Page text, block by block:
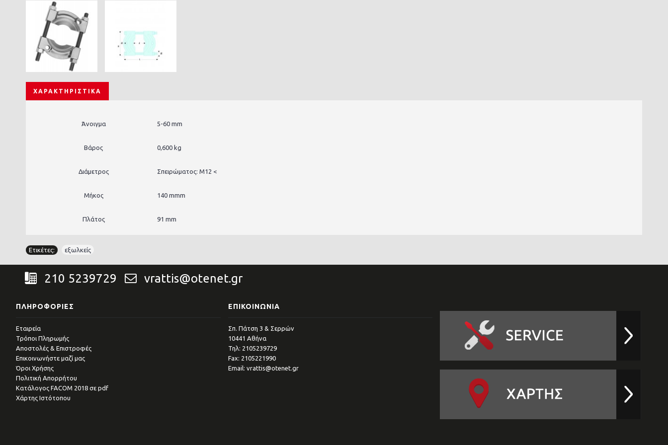
ΧΑΡΑΚΤΗΡΙΣΤΙΚΆ
Άνοιγμα 5-60 mm
Βάρος 0,600 kg
Διάμετρος Σπειρώματος: M12 <
Μήκος 140 mmm
Πλάτος 91 mm
Ετικέτες: εξωλκείς
210 5239729 vrattis@otenet.gr
ΠΛΗΡΟΦΟΡΊΕΣ
Εταιρεία
Τρόποι Πληρωμής
Αποστολές & Επιστροφές
Επικοινωνήστε μαζί μας
Όροι Χρήσης
Πολιτική Απορρήτου
Kατάλογος FACOM 2018 σε pdf
Χάρτης Ιστότοπου
ΕΠΙΚΟΙΝΩΝΊΑ
Σπ. Πάτση 3 & Σερρών
10441 Αθήνα
Τηλ: 2105239729
Fax: 2105221990
Email: vrattis@otenet.gr